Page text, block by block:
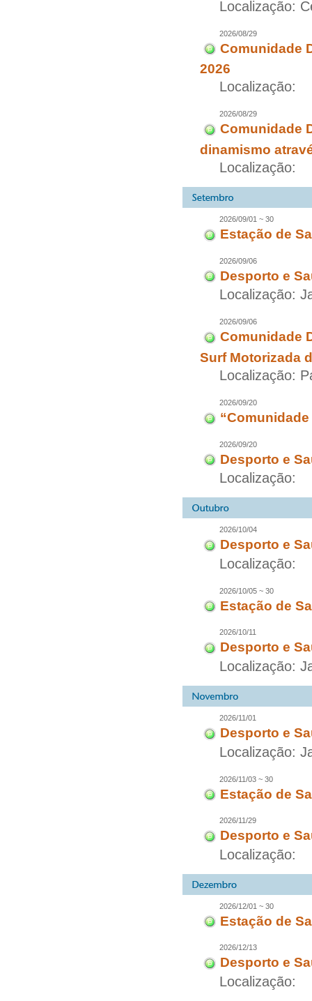
Localização:
2026/08/29
Comunidade
2026
Localização:
2026/08/29
Comunidade
dinamismo
Localização:
2026/09/01 ~ 30
Estação de
2026/09/06
Desporto e
Localização:
2026/09/06
Comunidade
Surf Motorizada
Localização:
2026/09/20
2026/09/20
Desporto e
Localização:
2026/10/04
Desporto e
Localização:
2026/10/05 ~ 30
Estação de
2026/10/11
Desporto e
Localização:
2026/11/01
Desporto e
Localização:
2026/11/03 ~ 30
Estação de
2026/11/29
Desporto e
Localização:
2026/12/01 ~ 30
Estação de
2026/12/13
Desporto e
Localização: